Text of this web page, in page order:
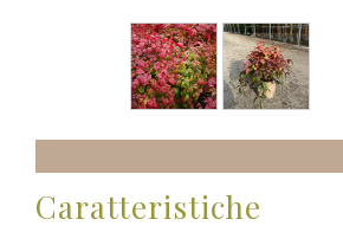
Caratteristiche